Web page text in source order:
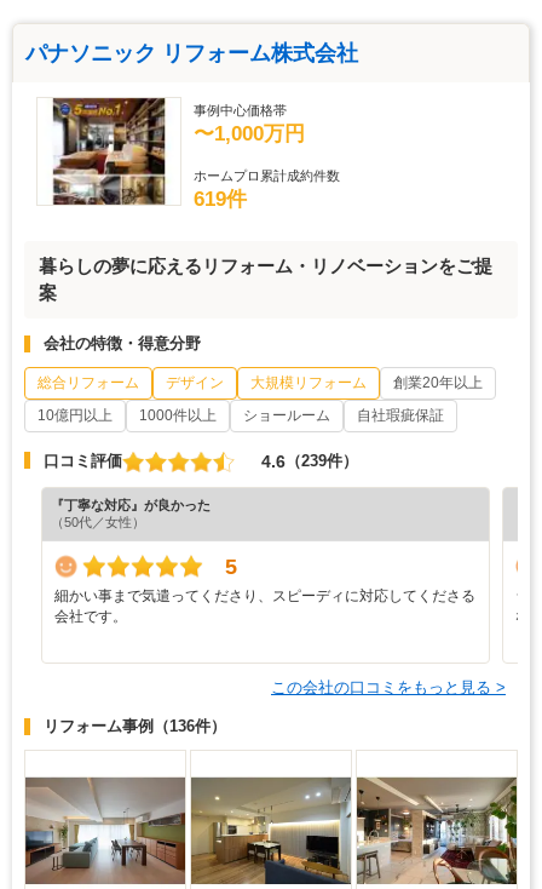
パナソニック リフォーム株式会社
事例中心価格帯
〜1,000万円
ホームプロ累計成約件数
619件
暮らしの夢に応えるリフォーム・リノベーションをご提
案
会社の特徴・得意分野
総合リフォーム デザイン 大規模リフォーム
創業20年以上
10億円以上
1000件以上 ショールーム 自社瑕疵保証
口コミ評価 4.6 （239件）
『丁寧な対応』が良かった
（50代／女性）
5
細かい事まで気遣ってくださり、スピーディに対応してくださる
会社です。
シ
な
この会社の口コミをもっと見る >
リフォーム事例 （136件）